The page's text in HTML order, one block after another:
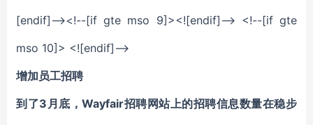
[endif]--><!--[if gte mso 9]><![endif]--> <!--[if gte
mso 10]> <![endif]-->
增加员工招聘
到了3月底，Wayfair招聘网站上的招聘信息数量在稳步